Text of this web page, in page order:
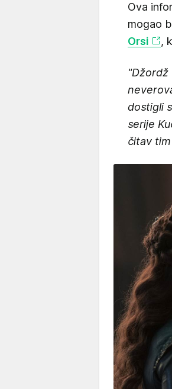
Ova
mogao
Orsi
,
"Džordž
dostigli
serije
čitav